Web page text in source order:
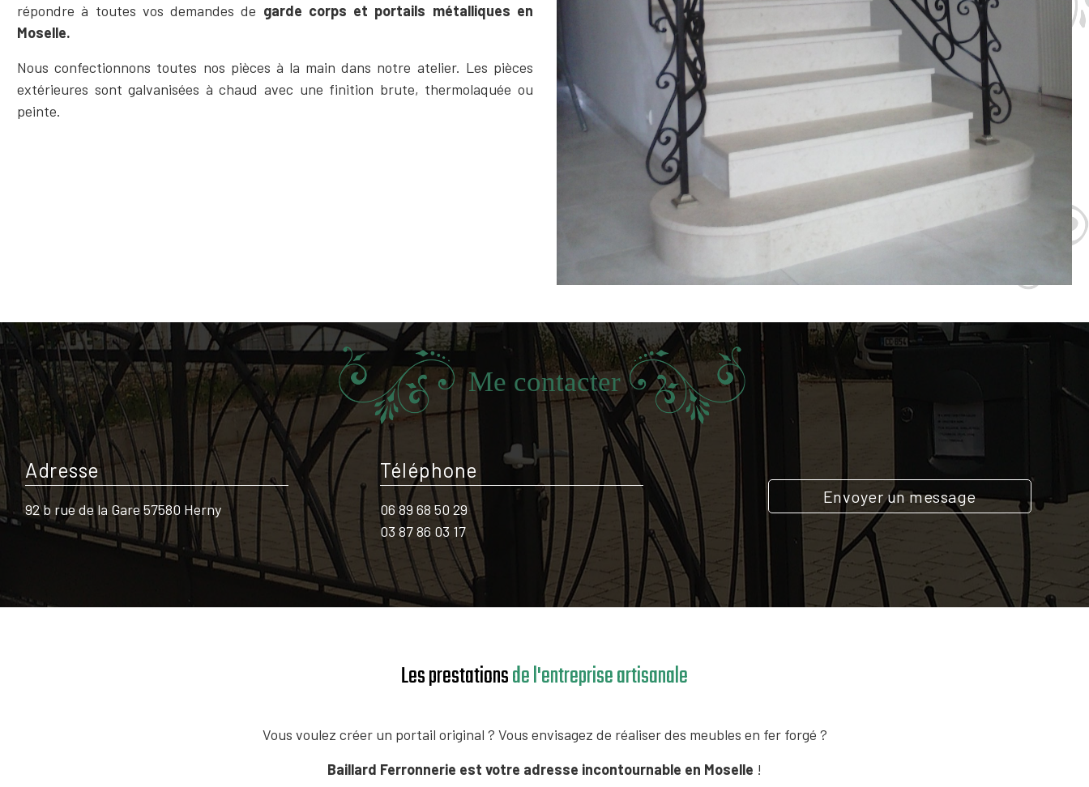
répondre à toutes vos demandes de garde corps et portails métalliques en
Moselle.
Nous confectionnons toutes nos pièces à la main dans notre atelier. Les pièces
extérieures sont galvanisées à chaud avec une finition brute, thermolaquée ou
peinte.
Me contacter
Adresse
92 b rue de la Gare 57580 Herny
Téléphone
06 89 68 50 29
03 87 86 03 17
Envoyer un message
Les prestationsde l'entreprise artisanale
Vous voulez créer un portail original ? Vous envisagez de réaliser des meubles en fer forgé ?
Baillard Ferronnerie est votre adresse incontournable en Moselle !